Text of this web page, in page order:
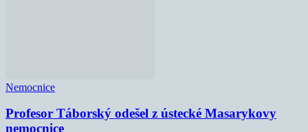
Nemocnice
Profesor Táborský odešel z ústecké Masarykovy
nemocnice